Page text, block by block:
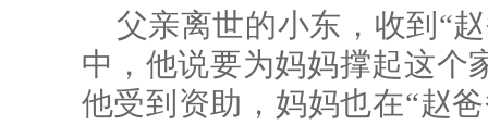
父亲离世的小东，收到“
中，他说要为妈妈撑起这个
他受到资助，妈妈也在“赵